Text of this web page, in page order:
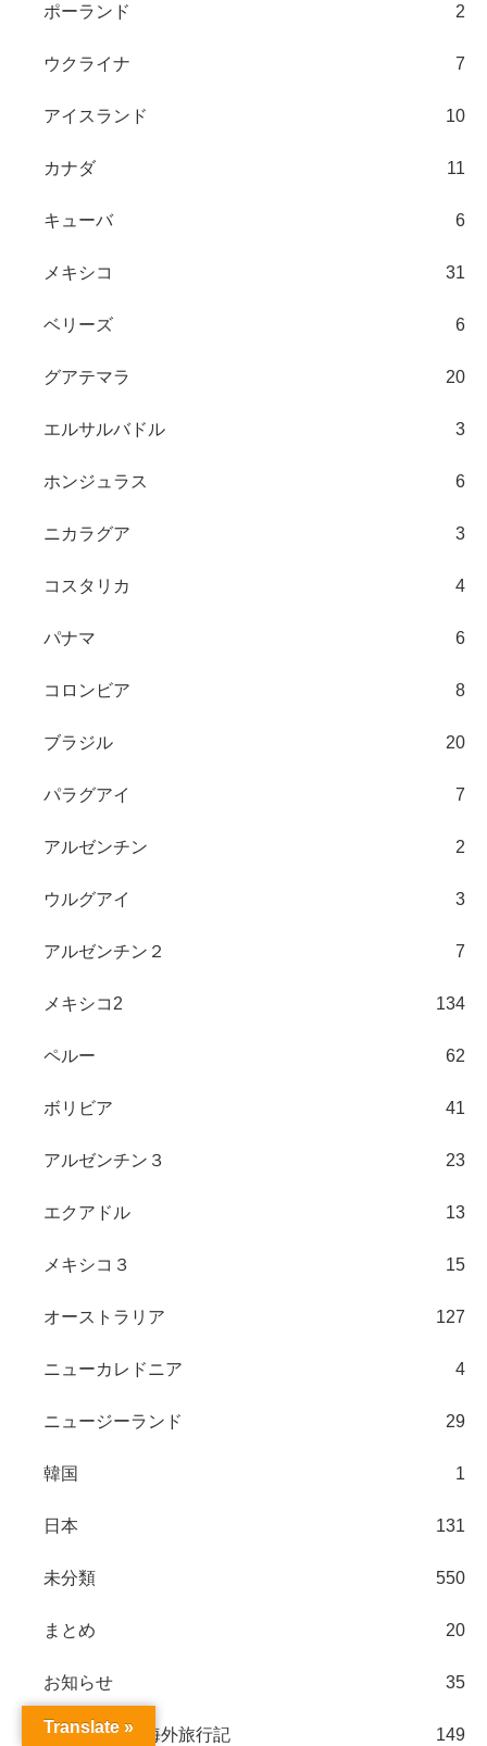
ポーランド 2
ウクライナ 7
アイスランド 10
カナダ 11
キューバ 6
メキシコ 31
ベリーズ 6
グアテマラ 20
エルサルバドル 3
ホンジュラス 6
ニカラグア 3
コスタリカ 4
パナマ 6
コロンビア 8
ブラジル 20
パラグアイ 7
アルゼンチン 2
ウルグアイ 3
アルゼンチン２ 7
メキシコ2 134
ペルー 62
ボリビア 41
アルゼンチン３ 23
エクアドル 13
メキシコ３ 15
オーストラリア 127
ニューカレドニア 4
ニュージーランド 29
韓国 1
日本 131
未分類 550
まとめ 20
お知らせ 35
世界一周以外の海外旅行記 149
Translate »